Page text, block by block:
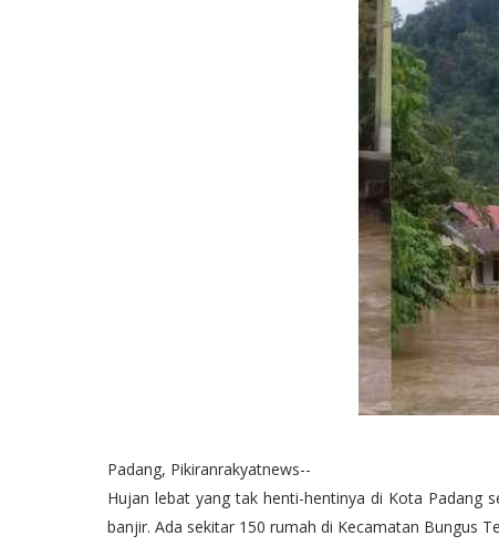
Padang, Pikiranrakyatnews--
Hujan lebat yang tak henti-hentinya di Kota Padang
banjir. Ada sekitar 150 rumah di Kecamatan Bungus